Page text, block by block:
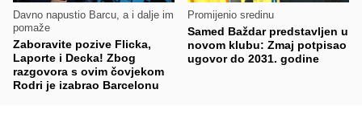
Davno napustio Barcu, a i dalje im
pomaže
Zaboravite pozive Flicka,
Laporte i Decka! Zbog
razgovora s ovim čovjekom
Rodri je izabrao Barcelonu
Promijenio sredinu
Samed Baždar predstavljen u
novom klubu: Zmaj potpisao
ugovor do 2031. godine